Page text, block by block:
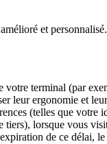
et
terminal (par
leur ergonomie et
(telles que
lorsque vous
de ce délai,